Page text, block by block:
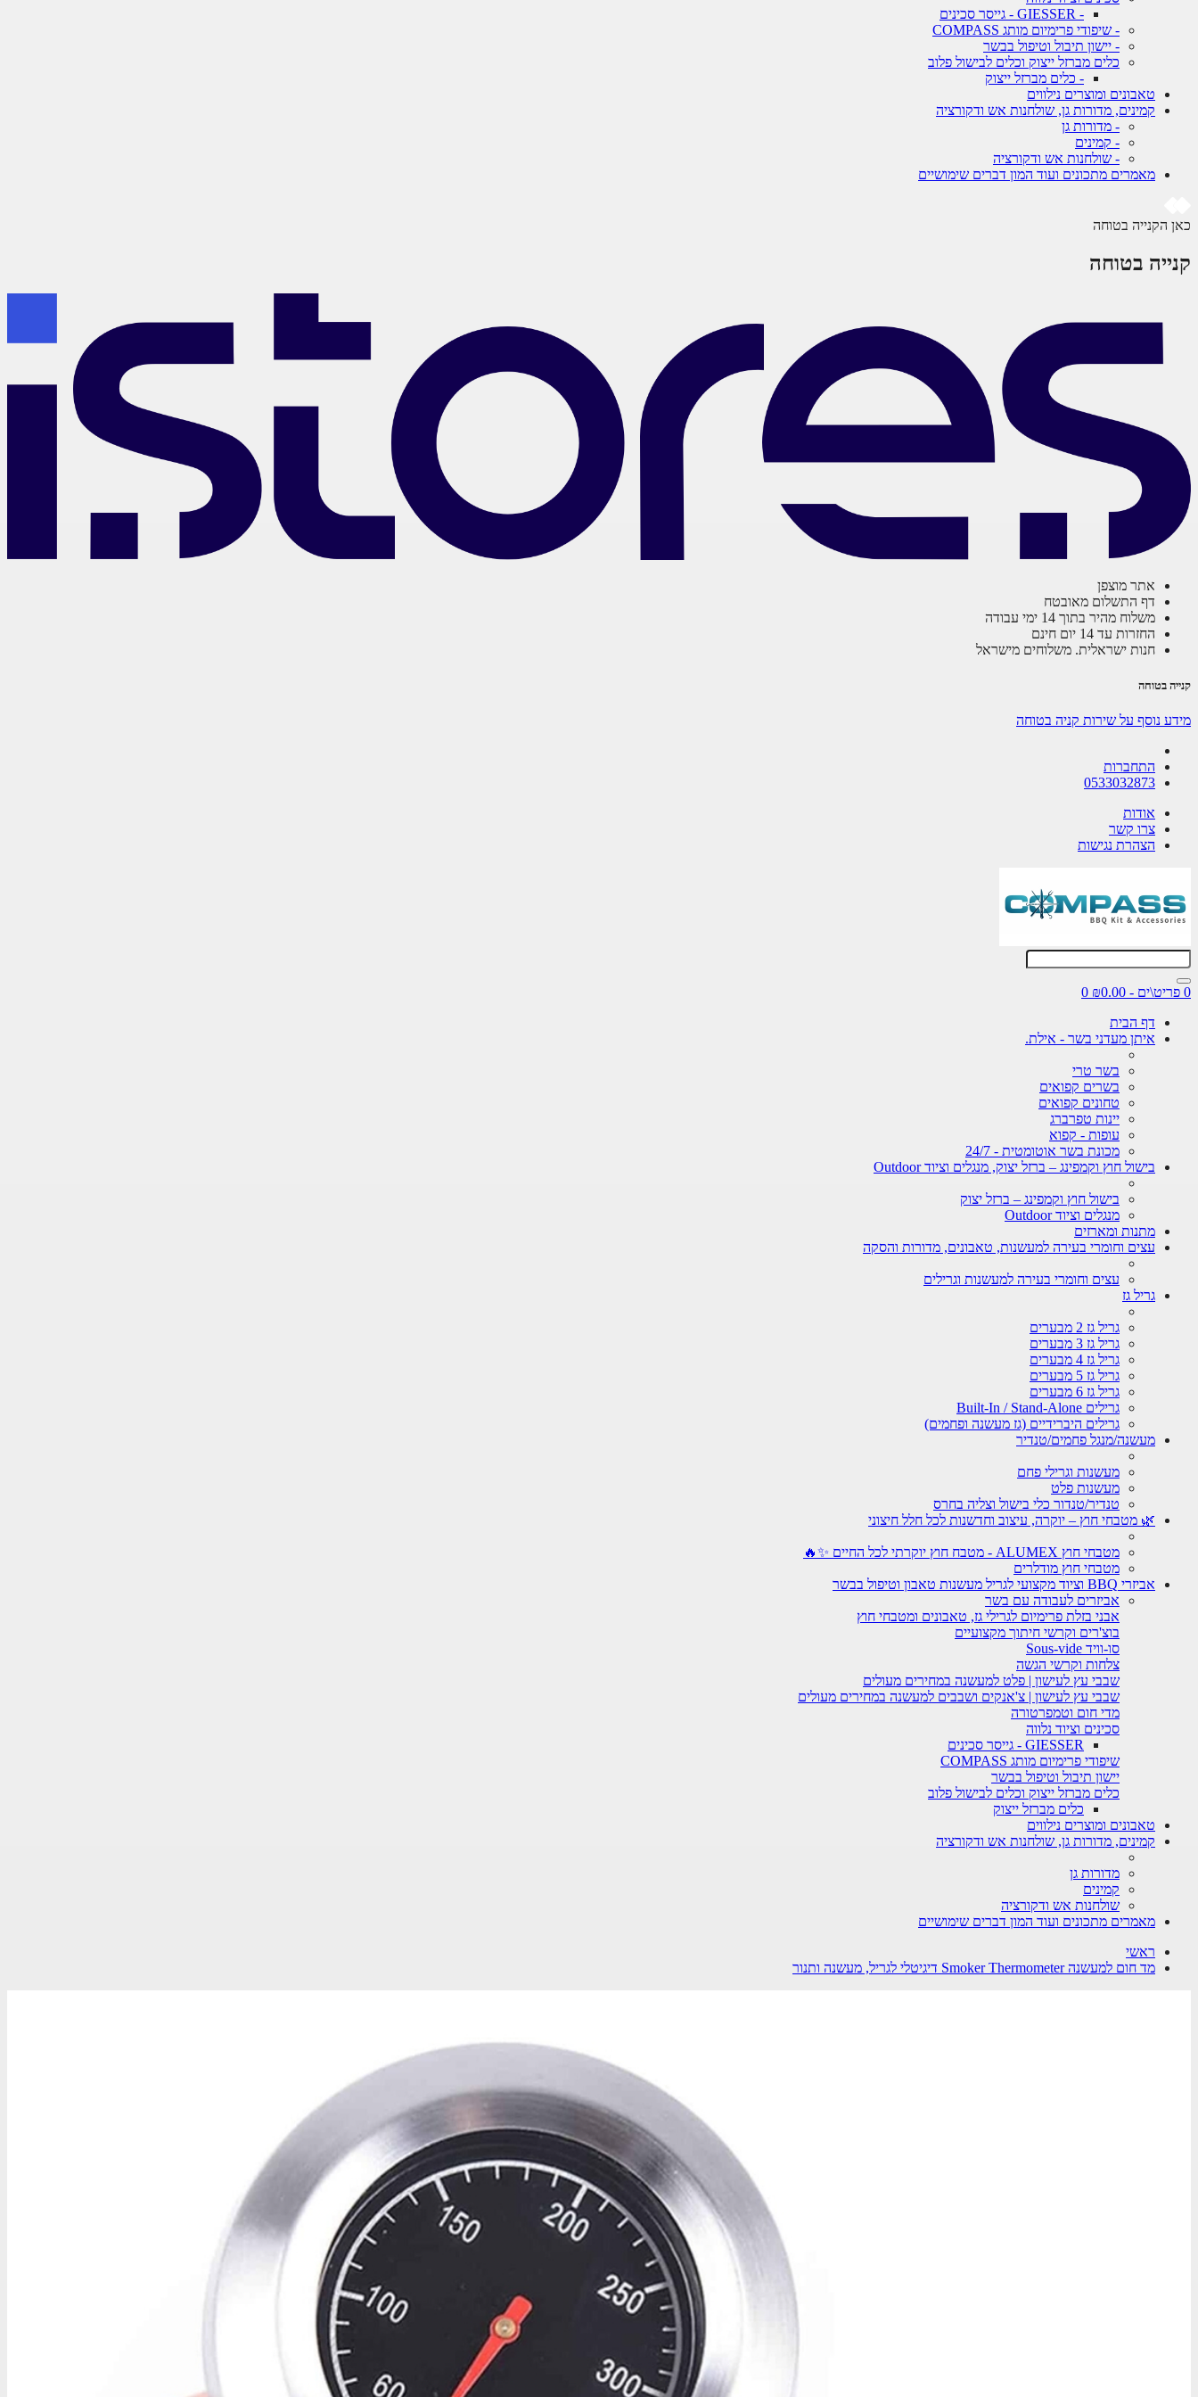
- GIESSER - גייסר סכינים
- שיפודי פרימיום מותג COMPASS
- יישון תיבול וטיפול בבשר
כלים מברזל ייצוק וכלים לבישול פלוב
- כלים מברזל ייצוק
טאבונים ומוצרים נילווים
קמינים, מדורות גן, שולחנות אש ודקורציה
- מדורות גן
- קמינים
- שולחנות אש ודקורציה
מאמרים מתכונים ועוד המון דברים שימושיים
כאן הקנייה בטוחה
קנייה בטוחה
אתר מוצפן
דף התשלום מאובטח
משלוח מהיר בתוך 14 ימי עבודה
החזרות עד 14 יום חינם
חנות ישראלית. משלוחים מישראל
קנייה בטוחה
מידע נוסף על שירות קניה בטוחה
התחברות
0533032873
אודות
צרו קשר
הצהרת נגישות
0 פריט\ים - ₪0.00
0
דף הבית
איתן מעדני בשר - אילת.
בשר טרי
בשרים קפואים
טחונים קפואים
יינות טפרברג
עופות - קפוא
מכונת בשר אוטומטית - 24/7
בישול חוץ וקמפינג – ברזל יצוק, מנגלים וציוד Outdoor
בישול חוץ וקמפינג – ברזל יצוק
מנגלים וציוד Outdoor
מתנות ומארזים
עצים וחומרי בעירה למעשנות, טאבונים, מדורות והסקה
עצים וחומרי בעירה למעשנות וגרילים
גריל גז
גריל גז 2 מבערים
גריל גז 3 מבערים
גריל גז 4 מבערים
גריל גז 5 מבערים
גריל גז 6 מבערים
גרילים Built-In / Stand-Alone
גרילים היברידיים (גז מעשנה ופחמים)
מעשנה/מנגל פחמים/טנדיר
מעשנות וגרילי פחם
מעשנות פלט
טנדיר/טנדור כלי בישול וצליה בחרס
🌿 מטבחי חוץ – יוקרה, עיצוב וחדשנות לכל חלל חיצוני
מטבחי חוץ ALUMEX - מטבח חוץ יוקרתי לכל החיים ✨🔥
מטבחי חוץ מודלרים
אביזרי BBQ וציוד מקצועי לגריל מעשנות טאבון וטיפול בבשר
אביזרים לעבודה עם בשר
אבני בזלת פרימיום לגרילי גז, טאבונים ומטבחי חוץ
בוצ'רים וקרשי חיתוך מקצועיים
סו-וויד Sous-vide
צלחות וקרשי הגשה
שבבי עץ לעישון | פלט למעשנה במחירים מעולים
שבבי עץ לעישון | צ'אנקים ושבבים למעשנה במחירים מעולים
מדי חום וטמפרטורה
סכינים וציוד נלווה
GIESSER - גייסר סכינים
שיפודי פרימיום מותג COMPASS
יישון תיבול וטיפול בבשר
כלים מברזל ייצוק וכלים לבישול פלוב
כלים מברזל ייצוק
טאבונים ומוצרים נילווים
קמינים, מדורות גן, שולחנות אש ודקורציה
מדורות גן
קמינים
שולחנות אש ודקורציה
מאמרים מתכונים ועוד המון דברים שימושיים
ראשי
מד חום למעשנה Smoker Thermometer דיגיטלי לגריל, מעשנה ותנור